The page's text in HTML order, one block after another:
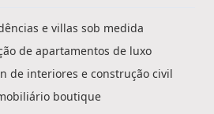
e villas sob medida
de apartamentos de luxo
de interiores e construção civil
boutique